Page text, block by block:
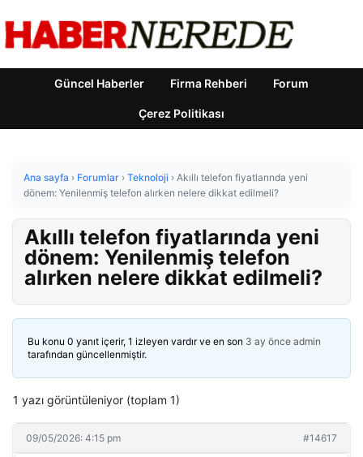
Güncel Haberler Firma Rehberi Forum
Çerez Politikası
Ana sayfa › Forumlar › Teknoloji › Akıllı telefon fiyatlarında yeni
dönem: Yenilenmiş telefon alırken nelere dikkat edilmeli?
Akıllı telefon fiyatlarında yeni
dönem: Yenilenmiş telefon
alırken nelere dikkat edilmeli?
Bu konu 0 yanıt içerir, 1 izleyen vardır ve en son 3 ay önce admin
tarafından güncellenmiştir.
1 yazı görüntüleniyor (toplam 1)
09/05/2026: 4:15 pm #14617